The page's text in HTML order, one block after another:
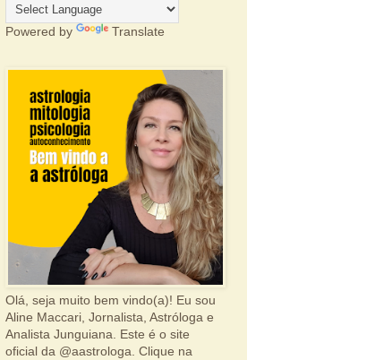
Powered by Translate
Olá, seja muito bem vindo(a)! Eu sou
Aline Maccari, Jornalista, Astróloga e
Analista Junguiana. Este é o site
oficial da @aastrologa. Clique na